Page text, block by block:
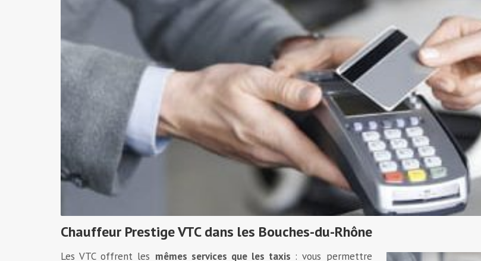
Chauffeur Prestige VTC dans les Bouches-du-Rhône
Les VTC offrent les mêmes services que les taxis : vous permettre